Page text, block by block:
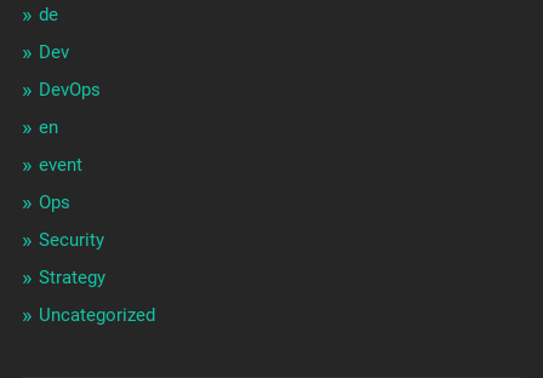
de
Dev
DevOps
en
event
Ops
Security
Strategy
Uncategorized